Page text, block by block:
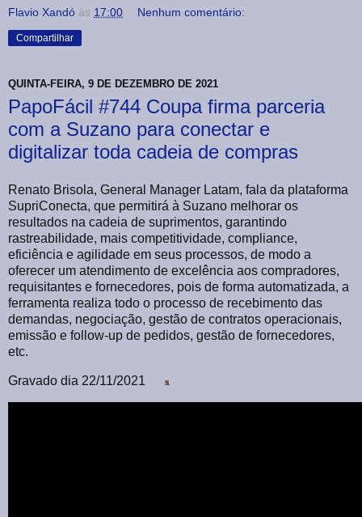
Flavio Xandó às 17:00 Nenhum comentário:
Compartilhar
QUINTA-FEIRA, 9 DE DEZEMBRO DE 2021
PapoFácil #744 Coupa firma parceria
com a Suzano para conectar e
digitalizar toda cadeia de compras
Renato Brisola, General Manager Latam, fala da plataforma
SupriConecta, que permitirá à Suzano melhorar os
resultados na cadeia de suprimentos, garantindo
rastreabilidade, mais competitividade, compliance,
eficiência e agilidade em seus processos, de modo a
oferecer um atendimento de excelência aos compradores,
requisitantes e fornecedores, pois de forma automatizada, a
ferramenta realiza todo o processo de recebimento das
demandas, negociação, gestão de contratos operacionais,
emissão e follow-up de pedidos, gestão de fornecedores,
etc.
Gravado dia 22/11/2021